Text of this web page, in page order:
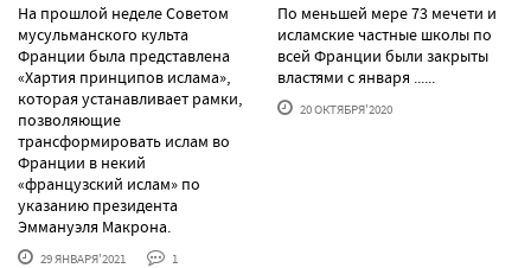
На прошлой неделе Советом
мусульманского культа
Франции была представлена
«Хартия принципов ислама»,
которая устанавливает рамки,
позволяющие
трансформировать ислам во
Франции в некий
«французский ислам» по
указанию президента
Эммануэля Макрона.
29 ЯНВАРЯ'2021 1
По меньшей мере 73 мечети и
исламские частные школы по
всей Франции были закрыты
властями с января ......
20 ОКТЯБРЯ'2020